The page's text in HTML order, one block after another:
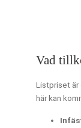
Vad
Listpriset är
här kan